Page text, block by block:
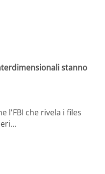
stanno
l'FBI che rivela i files